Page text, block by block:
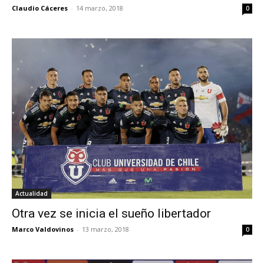
Claudio Cáceres - 14 marzo, 2018 0
Actualidad
Otra vez se inicia el sueño libertador
Marco Valdovinos - 13 marzo, 2018 0